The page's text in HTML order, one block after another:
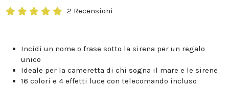
2 Recensioni
Incidi un nome o frase sotto la sirena per un regalo
unico
Ideale per la cameretta di chi sogna il mare e le sirene
16 colori e 4 effetti luce con telecomando incluso